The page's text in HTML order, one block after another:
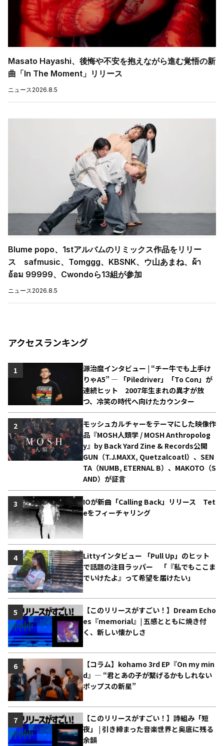
Masato Hayashi、後悔や不安を抱えながら進む覚悟の新
曲「In The Moment」リリース
ニュース 2026.8.5
Blume popo、1stアルバムのリミックス作品をリリー
ス safmusic、Tomggg、KBSNK、ウ山あまね、ผ้า
อ้อม 99999、Cwondoら13組が参加
ニュース 2026.8.5
アクセスランキング
源治麿インタビュー | “チー牛でも上手け
りゃA5” ― 「Piledriver」「To Con」が
連続ヒット 2007年生まれの異才が放
つ、冷笑の時代へ向けたカウンター
1
モッシュカルチャーをテーマにした映像作
品『MOSH人類学 / MOSH Anthropolog
y』by Back Yard Zine & Records公開
GUN（T.J.MAXX, Quetzalcoatl）、SEN
TA（NUMB, ETERNAL B）、MAKOTO（S
AND）が証言
2
IOが新曲「Calling Back」リリース Tet
eをフィーチャリング
3
Littyインタビュー 「Pull Up」のヒット
で話題の注目ラッパー 「『私でもここま
でいけたよ』って希望を届けたい」
4
【このリリースがすごい！】Dream Echo
es『memorial』| 五感とともに焼き付
く、新しい懐かしさ
5
【コラム】kohamo 3rd EP『On my min
d』― “君とあの子が繋げるかもしれない
ポップスの新星”
6
【このリリースがすごい！】詩組み「短
夜」 | 引き締まった音楽世界と奥底に残る
余韻
7